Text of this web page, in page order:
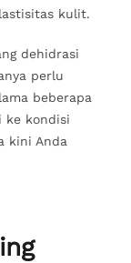
kulit.
dehidrasi
perlu
beberapa
ke kondisi
kini Anda